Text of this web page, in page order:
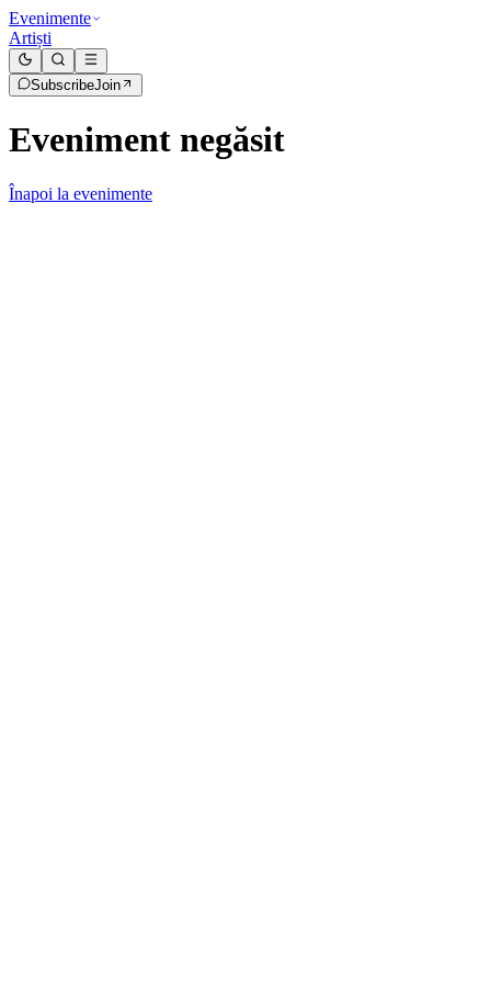
Evenimente
Artiști
SubscribeJoin
Eveniment negăsit
Înapoi la evenimente